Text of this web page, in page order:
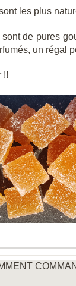
les plus
de pures
un régal
!!